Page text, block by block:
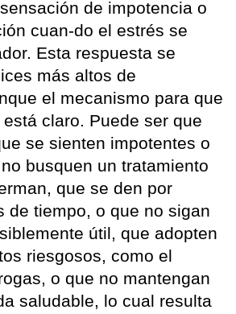
de impotencia o
cuan-do el estrés se
Esta respuesta se
más altos de
el mecanismo para que
claro. Puede ser que
se sienten impotentes o
busquen un tratamiento
que se den por
de tiempo, o que no sigan
útil, que adopten
riesgosos, como el
o que no mantengan
saludable, lo cual resulta